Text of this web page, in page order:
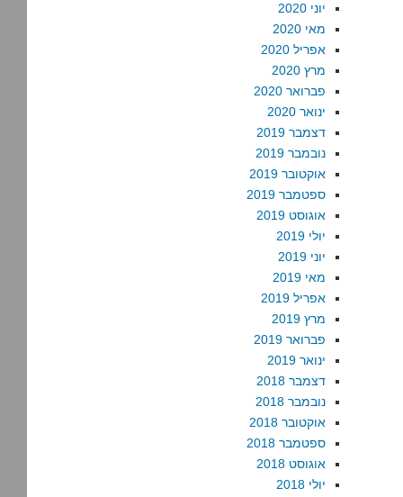
יוני 2020
מאי 2020
אפריל 2020
מרץ 2020
פברואר 2020
ינואר 2020
דצמבר 2019
נובמבר 2019
אוקטובר 2019
ספטמבר 2019
אוגוסט 2019
יולי 2019
יוני 2019
מאי 2019
אפריל 2019
מרץ 2019
פברואר 2019
ינואר 2019
דצמבר 2018
נובמבר 2018
אוקטובר 2018
ספטמבר 2018
אוגוסט 2018
יולי 2018